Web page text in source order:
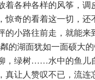
着各种各样的风筝，调
惊奇的看着这一切，还
的小路往前走，就能来
的湖面犹如一面硕大
，绿树……水中的鱼儿
真让人赞叹不已，流连